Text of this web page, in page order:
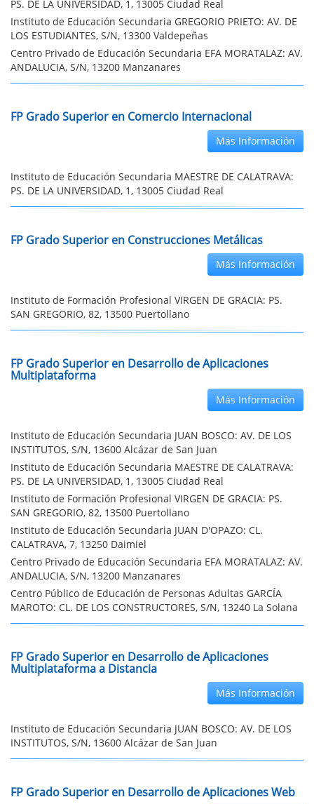
PS. DE LA UNIVERSIDAD, 1, 13005 Ciudad Real
Instituto de Educación Secundaria GREGORIO PRIETO: AV. DE
LOS ESTUDIANTES, S/N, 13300 Valdepeñas
Centro Privado de Educación Secundaria EFA MORATALAZ: AV.
ANDALUCIA, S/N, 13200 Manzanares
FP Grado Superior en Comercio Internacional
Más Información
Instituto de Educación Secundaria MAESTRE DE CALATRAVA:
PS. DE LA UNIVERSIDAD, 1, 13005 Ciudad Real
FP Grado Superior en Construcciones Metálicas
Más Información
Instituto de Formación Profesional VIRGEN DE GRACIA: PS.
SAN GREGORIO, 82, 13500 Puertollano
FP Grado Superior en Desarrollo de Aplicaciones
Multiplataforma
Más Información
Instituto de Educación Secundaria JUAN BOSCO: AV. DE LOS
INSTITUTOS, S/N, 13600 Alcázar de San Juan
Instituto de Educación Secundaria MAESTRE DE CALATRAVA:
PS. DE LA UNIVERSIDAD, 1, 13005 Ciudad Real
Instituto de Formación Profesional VIRGEN DE GRACIA: PS.
SAN GREGORIO, 82, 13500 Puertollano
Instituto de Educación Secundaria JUAN D'OPAZO: CL.
CALATRAVA, 7, 13250 Daimiel
Centro Privado de Educación Secundaria EFA MORATALAZ: AV.
ANDALUCIA, S/N, 13200 Manzanares
Centro Público de Educación de Personas Adultas GARCÍA
MAROTO: CL. DE LOS CONSTRUCTORES, S/N, 13240 La Solana
FP Grado Superior en Desarrollo de Aplicaciones
Multiplataforma a Distancia
Más Información
Instituto de Educación Secundaria JUAN BOSCO: AV. DE LOS
INSTITUTOS, S/N, 13600 Alcázar de San Juan
FP Grado Superior en Desarrollo de Aplicaciones Web